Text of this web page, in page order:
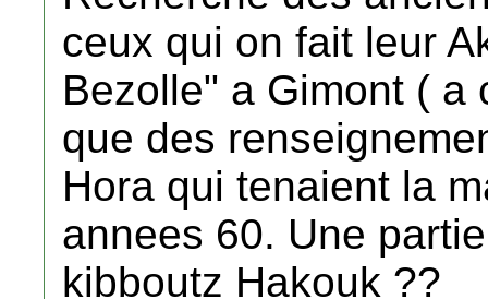
ceux qui on fait leur
Bezolle" a Gimont ( a
que des
Hora qui tenaient la
annees 60. Une
kibboutz Hakouk ??